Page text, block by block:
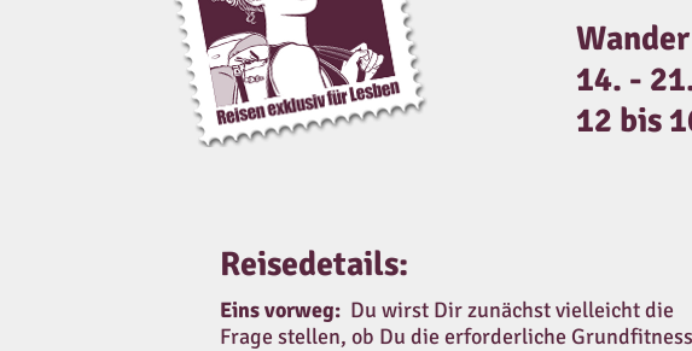
14. -
12 bis
Reisedetails:
Eins vorweg: Du wirst Dir zunächst vielleicht die
Frage stellen, ob Du die erforderliche Grundfitness